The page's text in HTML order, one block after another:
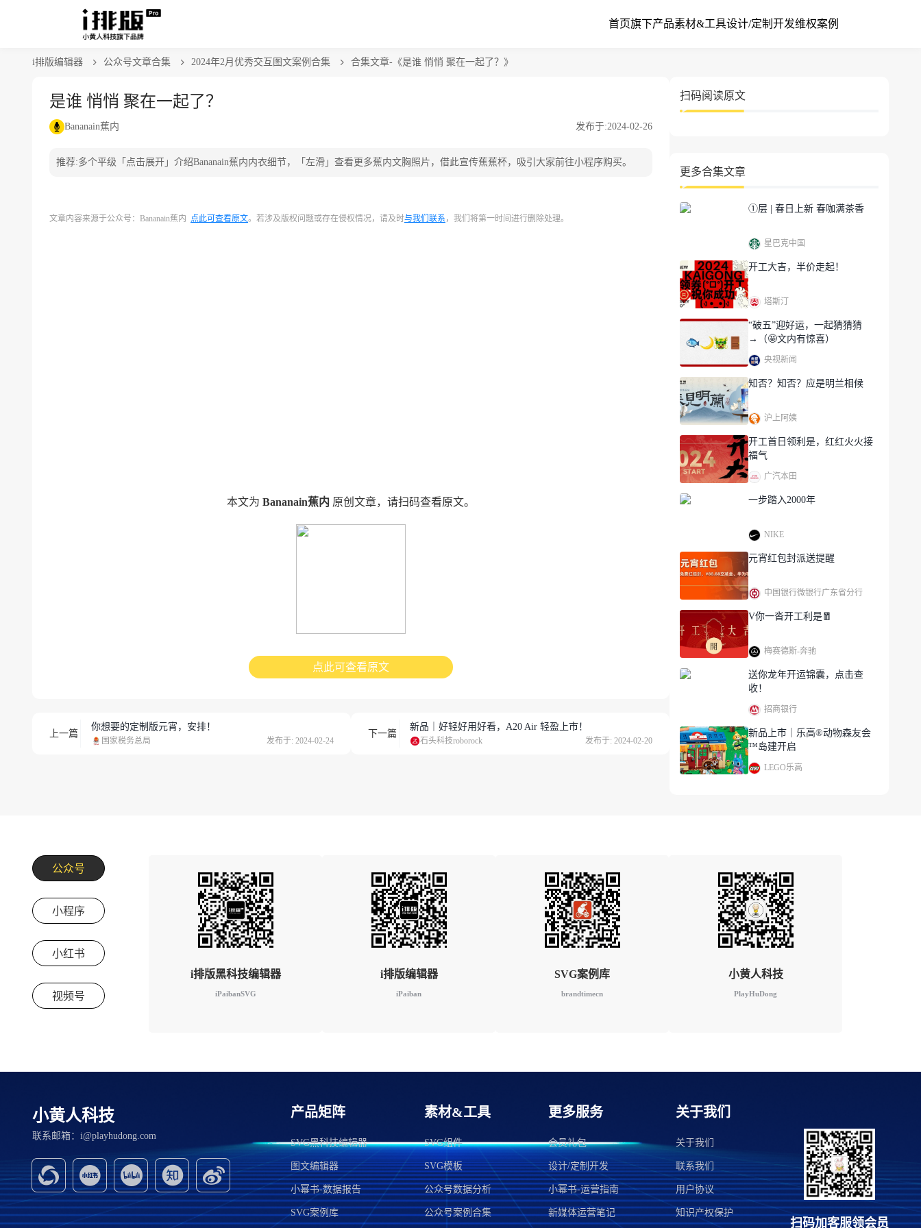
首页旗下产品素材&工具设计/定制开发维权案例
i排版编辑器 公众号文章合集 2024年2月优秀交互图文案例合集 合集文章-《是谁 悄悄 聚在一起了？》
是谁 悄悄 聚在一起了？
Bananain蕉内 发布于:2024-02-26
推荐:多个平级「点击展开」介绍Bananain蕉内内衣细节，「左滑」查看更多蕉内文胸照片，借此宣传蕉蕉杯，吸引大家前往小程序购买。
文章内容来源于公众号：Bananain蕉内 点此可查看原文。若涉及版权问题或存在侵权情况，请及时与我们联系 ，我们将第一时间进行删除处理。
本文为 Bananain蕉内 原创文章，请扫码查看原文。
点此可查看原文
上一篇
你想要的定制版元宵，安排！
国家税务总局 发布于: 2024-02-24
下一篇
新品｜好轻好用好看，A20 Air 轻盈上市！
石头科技roborock 发布于: 2024-02-20
扫码阅读原文
更多合集文章
①层 | 春日上新 春咖满茶香
星巴克中国
开工大吉，半价走起！
塔斯汀
“破五”迎好运，一起猜猜猜
→（🤩文内有惊喜）
央视新闻
知否？知否？应是明兰相候
沪上阿姨
开工首日领利是，红红火火接
福气
广汽本田
一步踏入2000年
NIKE
元宵红包封派送提醒
中国银行微银行广东省分行
V你一沓开工利是🧧
梅赛德斯-奔驰
送你龙年开运锦囊，点击查
收！
招商银行
新品上市｜乐高®动物森友会
™岛建开启
LEGO乐高
公众号
小程序
小红书
视频号
i排版黑科技编辑器
iPaibanSVG
i排版编辑器
iPaiban
SVG案例库
brandtimecn
小黄人科技
PlayHuDong
小黄人科技
联系邮箱：i@playhudong.com
产品矩阵
SVG黑科技编辑器
图文编辑器
小幂书-数据报告
SVG案例库
素材&工具
SVG组件
SVG模板
公众号数据分析
公众号案例合集
更多服务
会员礼包
设计/定制开发
小幂书-运营指南
新媒体运营笔记
关于我们
关于我们
联系我们
用户协议
知识产权保护
扫码加客服领会员